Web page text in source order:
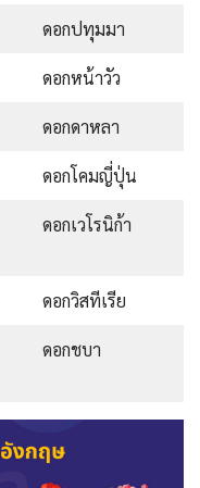
ดอกปทุมมา
ดอกหน้าวัว
ดอกดาหลา
ดอกโคมญี่ปุ่น
ดอกเวโรนิก้า
ดอกวิสทีเรีย
ดอกชบา